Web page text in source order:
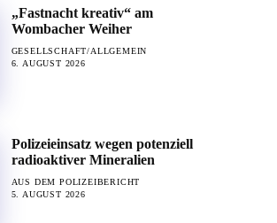
„Fastnacht kreativ“ am
Wombacher Weiher
GESELLSCHAFT/ALLGEMEIN
6. AUGUST 2026
Polizeieinsatz wegen potenziell
radioaktiver Mineralien
AUS DEM POLIZEIBERICHT
5. AUGUST 2026